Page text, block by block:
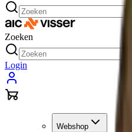
Zoeken
Login
Webshop